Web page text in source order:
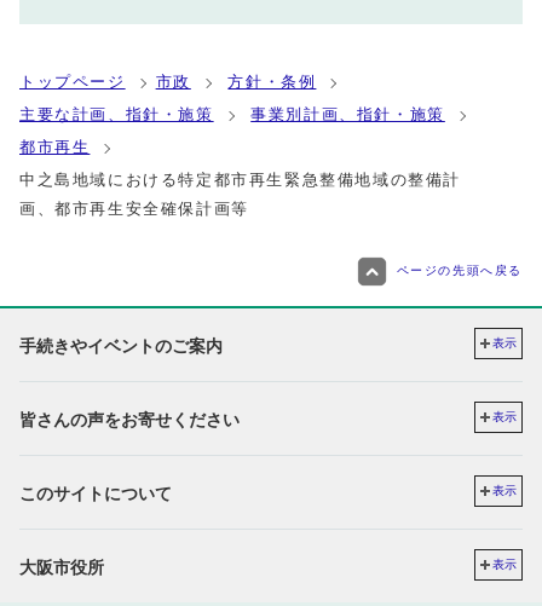
トップページ 市政
方針・条例
主要な計画、指針・施策
事業別計画、指針・施策
都市再生
中之島地域における特定都市再生緊急整備地域の整備計
画、都市再生安全確保計画等
ページの先頭へ戻る
手続きやイベントのご案内 表示
皆さんの声をお寄せください 表示
このサイトについて 表示
大阪市役所 表示